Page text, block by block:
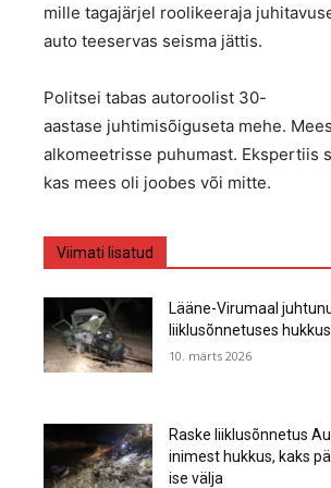
mille tagajärjel roolikeeraja
auto teeservas seisma jättis.
Politsei tabas autoroolist 30-
aastase juhtimisõiguseta mehe.
alkomeetrisse puhumast. Ekspertiis
kas mees oli joobes või mitte.
Viimati lisatud
Lääne-Virumaal
liiklusõnnetuses
10. märts 2026
Raske liiklusõnnetus
inimest hukkus, kaks
ise välja